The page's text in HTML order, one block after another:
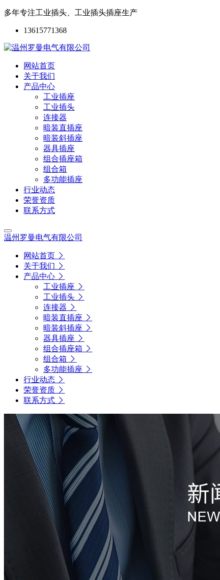
多年专注工业插头、工业插头插座生产
13615771368
网站首页
关于我们
产品中心
工业插座
工业插头
连接器
暗装直插座
暗装斜插座
器具插座
组合插座箱
组合箱
多功能插座
行业动态
荣誉资质
联系方式
温州罗曼电气有限公司
网站首页
关于我们
产品中心
工业插座
工业插头
连接器
暗装直插座
暗装斜插座
器具插座
组合插座箱
组合箱
多功能插座
行业动态
荣誉资质
联系方式